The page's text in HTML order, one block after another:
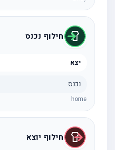
חילוף נכנס
יצא
נכנס
home
חילוף יוצא